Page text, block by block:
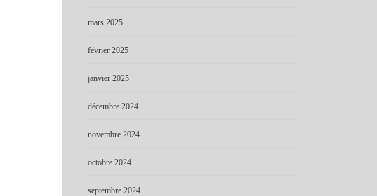
mars 2025
février 2025
janvier 2025
décembre 2024
novembre 2024
octobre 2024
septembre 2024